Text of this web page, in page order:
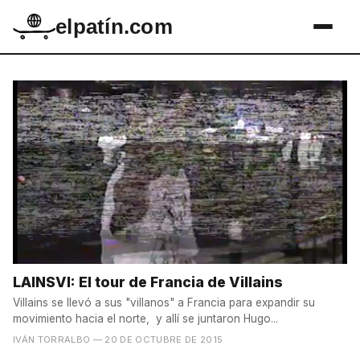
elpatín.com
LAINSVI: El tour de Francia de Villains
Villains se llevó a sus "villanos" a Francia para expandir su
movimiento hacia el norte, y allí se juntaron Hugo...
IVÁN TORRALBO — 20 DE OCTUBRE DE 2015